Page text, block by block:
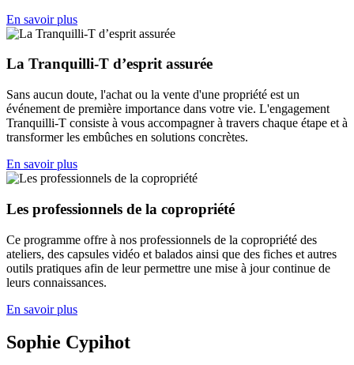
En savoir plus
La Tranquilli-T d’esprit assurée
Sans aucun doute, l'achat ou la vente d'une propriété est un
événement de première importance dans votre vie. L'engagement
Tranquilli-T consiste à vous accompagner à travers chaque étape et à
transformer les embûches en solutions concrètes.
En savoir plus
Les professionnels de la copropriété
Ce programme offre à nos professionnels de la copropriété des
ateliers, des capsules vidéo et balados ainsi que des fiches et autres
outils pratiques afin de leur permettre une mise à jour continue de
leurs connaissances.
En savoir plus
Sophie Cypihot